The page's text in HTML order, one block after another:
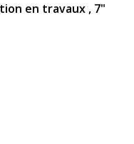
en travaux , 7"